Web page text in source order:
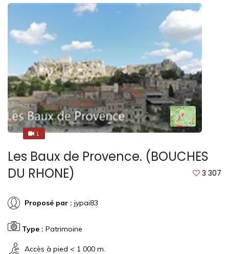
1
1
Les Baux de Provence. (BOUCHES
DU RHONE)
3 307
Proposé par : jypai83
Type : Patrimoine
Accès à pied < 1 000 m.